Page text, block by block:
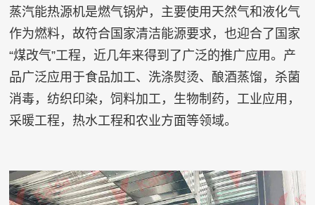
蒸汽能热源机是燃气锅炉，主要使用天然气和液化气
作为燃料，故符合国家清洁能源要求，也迎合了国家
“煤改气”工程，近几年来得到了广泛的推广应用。产
品广泛应用于食品加工、洗涤熨烫、酿酒蒸馏，杀菌
消毒，纺织印染，饲料加工，生物制药，工业应用，
采暖工程，热水工程和农业方面等领域。